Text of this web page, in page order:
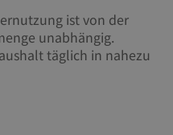
ist von der
unabhängig.
täglich in nahezu